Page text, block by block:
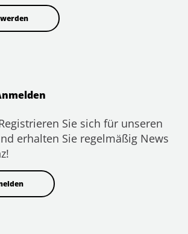
werden
Sie sich für unseren
erhalten Sie regelmäßig News